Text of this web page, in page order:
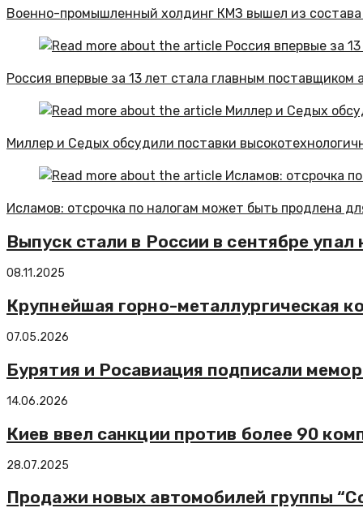
Военно-промышленный холдинг КМЗ вышел из
Россия впервые за 13 лет стала главным
Миллер и Седых обсудили поставки
Исламов: отсрочка по налогам может быть продлена
Выпуск стали в России в сентябре
08.11.2025
Крупнейшая горно-металлургическая
07.05.2026
Бурятия и Росавиация подписали
14.06.2026
Киев ввел санкции против более 90
28.07.2025
Продажи новых автомобилей группы